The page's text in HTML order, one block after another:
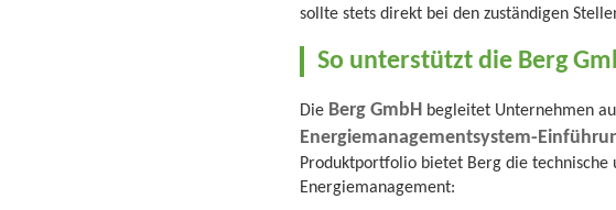
sollte stets direkt bei den zuständigen
So unterstützt die Berg
Die Berg GmbH begleitet Unternehmen
Energiemanagementsystem-
Produktportfolio bietet Berg die
Energiemanagement: